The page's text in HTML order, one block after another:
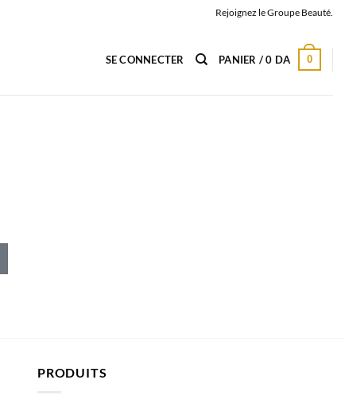
Rejoignez le Groupe Beauté.
SE CONNECTER PANIER /0 DA 0
PRODUITS